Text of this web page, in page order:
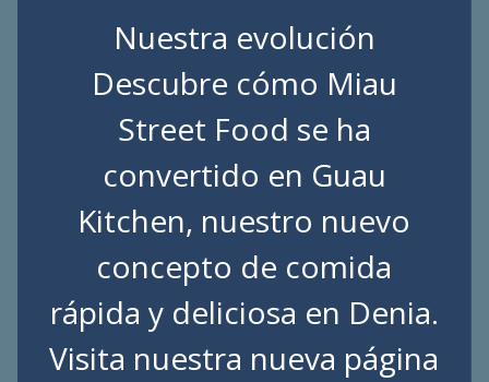
Nuestra evolución
Descubre cómo Miau
Street Food se ha
convertido en Guau
Kitchen, nuestro nuevo
concepto de comida
rápida y deliciosa en Denia.
Visita nuestra nueva página